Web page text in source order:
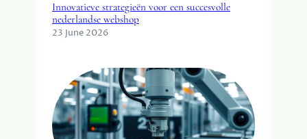
Innovatieve strategieën voor een succesvolle
nederlandse webshop
23 June 2026